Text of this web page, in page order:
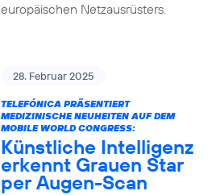
europäischen Netzausrüsters.
28. Februar 2025
TELEFÓNICA PRÄSENTIERT
MEDIZINISCHE NEUHEITEN AUF DEM
MOBILE WORLD CONGRESS:
Künstliche Intelligenz
erkennt Grauen Star
per Augen-Scan